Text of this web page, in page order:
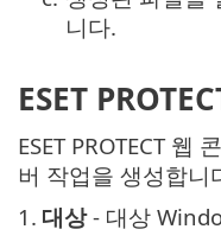
니다.
ESET
ESET PROTECT 웹
버 작업을 생성합니
1. 대상- 대상